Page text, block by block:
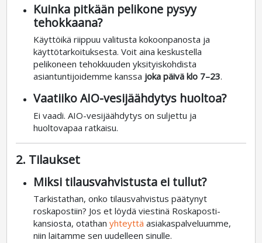
Kuinka pitkään pelikone pysyy
tehokkaana?
Käyttöikä riippuu valitusta kokoonpanosta ja
käyttötarkoituksesta. Voit aina keskustella
pelikoneen tehokkuuden yksityiskohdista
asiantuntijoidemme kanssa joka päivä klo 7–23.
Vaatiiko AIO-vesijäähdytys huoltoa?
Ei vaadi. AIO-vesijäähdytys on suljettu ja
huoltovapaa ratkaisu.
2. Tilaukset
Miksi tilausvahvistusta ei tullut?
Tarkistathan, onko tilausvahvistus päätynyt
roskapostiin? Jos et löydä viestinä Roskaposti-
kansiosta, otathanyhteyttä asiakaspalveluumme,
niin laitamme sen uudelleen sinulle.